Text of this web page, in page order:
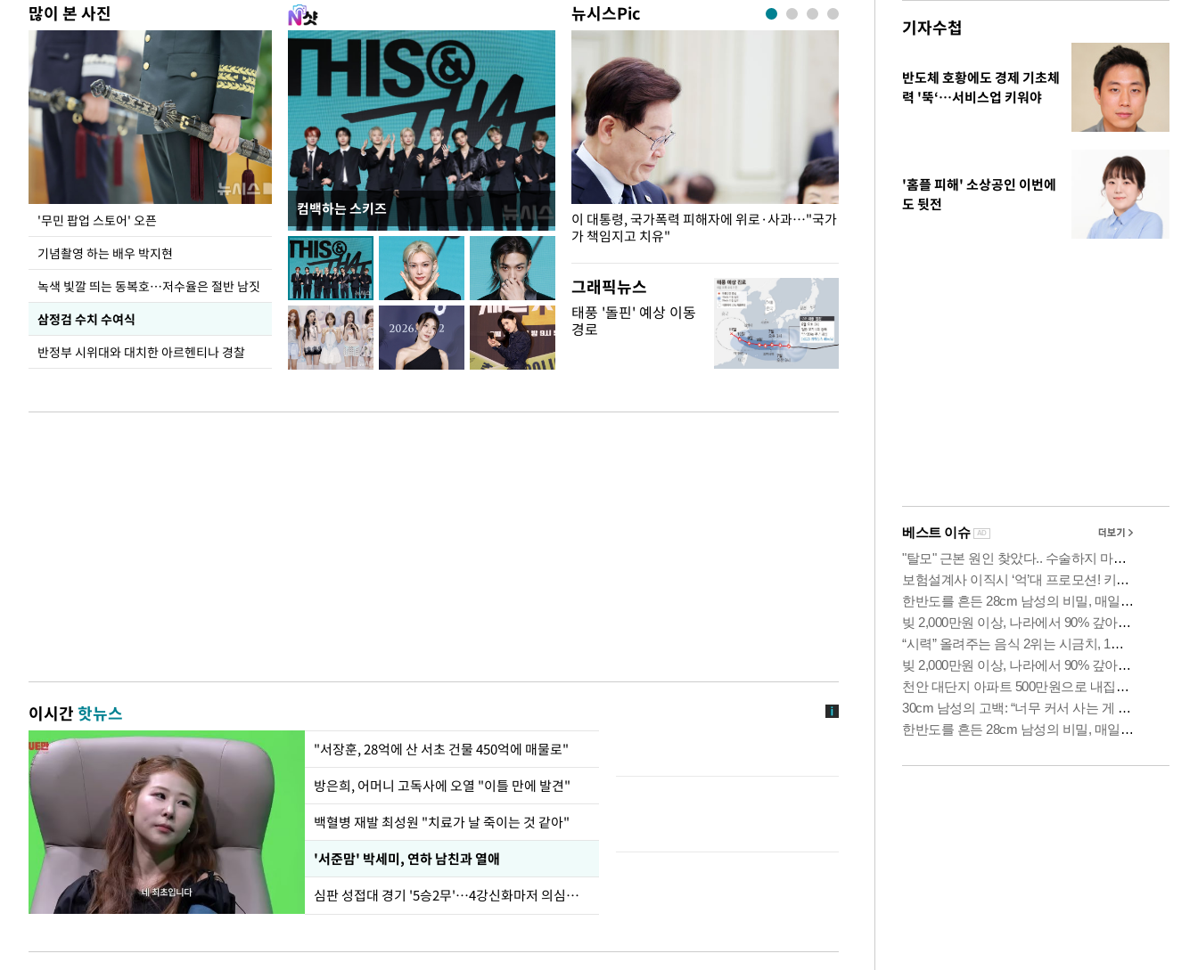
많이 본 사진
'무민 팝업 스토어' 오픈
기념촬영 하는 배우 박지현
녹색 빛깔 띄는 동복호…저수율은 절반 남짓
삼정검 수치 수여식
반정부 시위대와 대치한 아르헨티나 경찰
컴백하는 스키즈
뉴시스Pic
지석천 뒤덮은 개구리밥
이 대통령, 국가폭력 피해자에 위로·사과…"국가
가 책임지고 치유"
오세훈 서울시
환경 점검
그래픽뉴스
태풍 '돌핀' 예상 이동
경로
이시간핫뉴스
"서장훈, 28억에 산 서초 건물 450억에 매물로"
방은희, 어머니 고독사에 오열 "이틀 만에 발견"
백혈병 재발 최성원 "치료가 날 죽이는 것 같아"
'서준맘' 박세미, 연하 남친과 열애
심판 성접대 경기 '5승2무'…4강신화마저 의심받아
기자수첩
반도체 호황에도 경제 기초체
력 '뚝‘…서비스업 키워야
'홈플 피해' 소상공인 이번에
도 뒷전